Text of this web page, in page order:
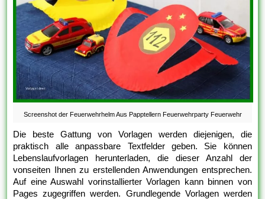
Screenshot der Feuerwehrhelm Aus Papptellern Feuerwehrparty Feuerwehr
Die beste Gattung von Vorlagen werden diejenigen, die
praktisch alle anpassbare Textfelder geben. Sie können
Lebenslaufvorlagen herunterladen, die dieser Anzahl der
vonseiten Ihnen zu erstellenden Anwendungen entsprechen.
Auf eine Auswahl vorinstallierter Vorlagen kann binnen von
Pages zugegriffen werden. Grundlegende Vorlagen werden